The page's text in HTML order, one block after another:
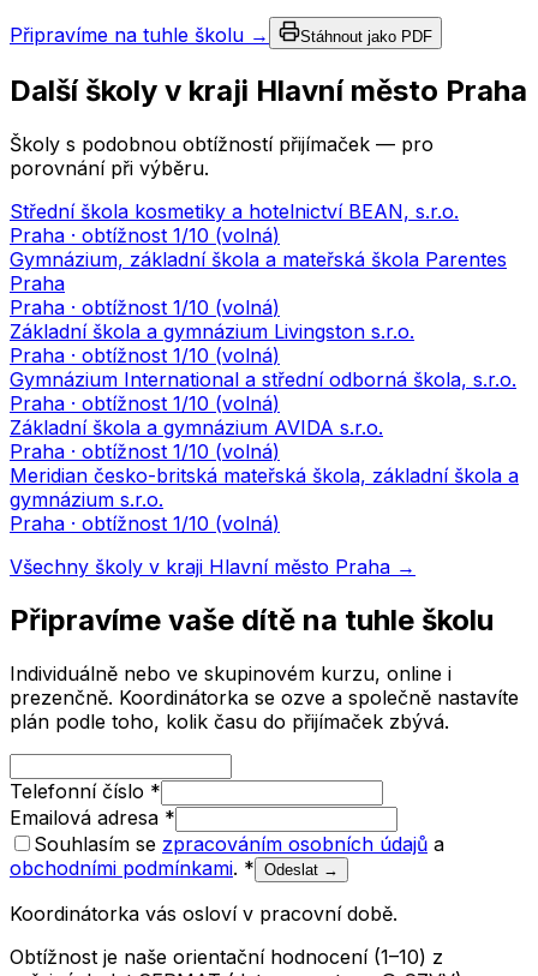
Připravíme na tuhle školu → Stáhnout jako PDF
Další školy v kraji Hlavní město Praha
Školy s podobnou obtížností přijímaček — pro
porovnání při výběru.
Střední škola kosmetiky a hotelnictví BEAN, s.r.o.
Praha · obtížnost 1/10 (volná)
Gymnázium, základní škola a mateřská škola Parentes
Praha
Praha · obtížnost 1/10 (volná)
Základní škola a gymnázium Livingston s.r.o.
Praha · obtížnost 1/10 (volná)
Gymnázium International a střední odborná škola, s.r.o.
Praha · obtížnost 1/10 (volná)
Základní škola a gymnázium AVIDA s.r.o.
Praha · obtížnost 1/10 (volná)
Meridian česko-britská mateřská škola, základní škola a
gymnázium s.r.o.
Praha · obtížnost 1/10 (volná)
Všechny školy v kraji Hlavní město Praha →
Připravíme vaše dítě na tuhle školu
Individuálně nebo ve skupinovém kurzu, online i
prezenčně. Koordinátorka se ozve a společně nastavíte
plán podle toho, kolik času do přijímaček zbývá.
Telefonní číslo *
Emailová adresa *
Souhlasím se zpracováním osobních údajů a
obchodními podmínkami. * Odeslat →
Koordinátorka vás osloví v pracovní době.
Obtížnost je naše orientační hodnocení (1–10) z